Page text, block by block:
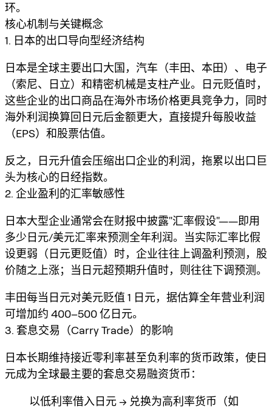
环。
核心机制与关键概念
1. 日本的出口导向型经济结构
日本是全球主要出口大国，汽车（丰田、本田）、电子
（索尼、日立）和精密机械是支柱产业。日元贬值时，
这些企业的出口商品在海外市场价格更具竞争力，同时
海外利润换算回日元后金额更大，直接提升每股收益
（EPS）和股票估值。
反之，日元升值会压缩出口企业的利润，拖累以出口巨
头为核心的日经指数。
2. 企业盈利的汇率敏感性
日本大型企业通常会在财报中披露"汇率假设"——即用
多少日元/美元汇率来预测全年利润。当实际汇率比假
设更弱（日元更贬值）时，企业往往上调盈利预测，股
价随之上涨；当日元超预期升值时，则往往下调预测。
丰田每当日元对美元贬值 1 日元，据估算全年营业利润
可增加约 400–500 亿日元。
3. 套息交易（Carry Trade）的影响
日本长期维持接近零利率甚至负利率的货币政策，使日
元成为全球最主要的套息交易融资货币：
以低利率借入日元 → 兑换为高利率货币（如